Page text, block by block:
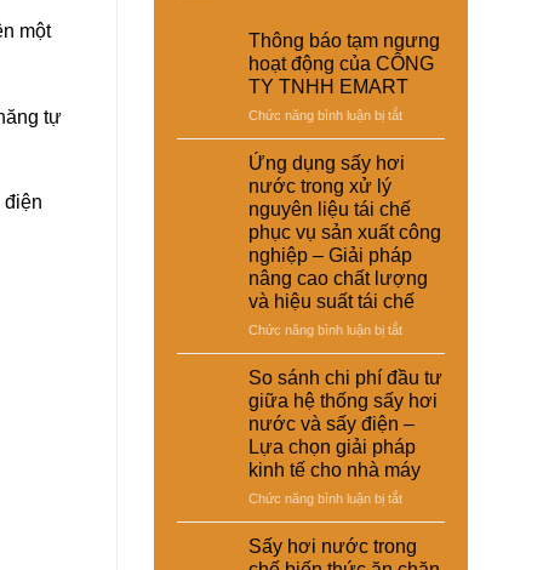
một
tự
điện
Thông báo tạm ngưng
hoạt động của CÔNG
TY TNHH EMART
Chức năng bình luận bị tắtở
báo
hoạt
động
của
CÔNG
TY
Ứng dụng sấy hơi
nước trong xử lý
nguyên liệu tái chế
phục vụ sản xuất công
nghiệp – Giải pháp
nâng cao chất lượng
và hiệu suất tái chế
Chức năng bình luận bị tắtở
dụng
sấy
hơi
trong
xử
lý
tái
So sánh chi phí đầu tư
giữa hệ thống sấy hơi
nước và sấy điện –
Lựa chọn giải pháp
kinh tế cho nhà máy
Chức năng bình luận bị tắtở
chi
Sấy hơi nước trong